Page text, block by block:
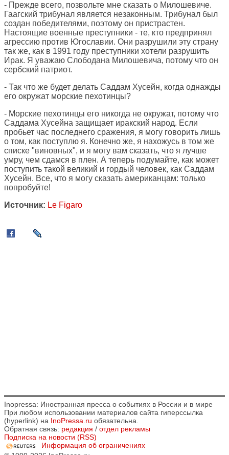
- Прежде всего, позвольте мне сказать о Милошевиче.
Гаагский трибунал является незаконным. Трибунал был
создан победителями, поэтому он пристрастен.
Настоящие военные преступники - те, кто предпринял
агрессию против Югославии. Они разрушили эту страну
так же, как в 1991 году преступники хотели разрушить
Ирак. Я уважаю Слободана Милошевича, потому что он
сербский патриот.
- Так что же будет делать Саддам Хусейн, когда однажды
его окружат морские пехотинцы?
- Морские пехотинцы его никогда не окружат, потому что
Саддама Хусейна защищает иракский народ. Если
пробьет час последнего сражения, я могу говорить лишь
о том, как поступлю я. Конечно же, я нахожусь в том же
списке "виновных", и я могу вам сказать, что я лучше
умру, чем сдамся в плен. А теперь подумайте, как может
поступить такой великий и гордый человек, как Саддам
Хусейн. Все, что я могу сказать американцам: только
попробуйте!
Источник: Le Figaro
Inopressa: Иностранная пресса о событиях в России и в мире
При любом использовании материалов сайта гиперссылка
(hyperlink) на InoPressa.ru обязательна.
Обратная связь: редакция / отдел рекламы
Подписка на новости (RSS)
Информация об ограничениях